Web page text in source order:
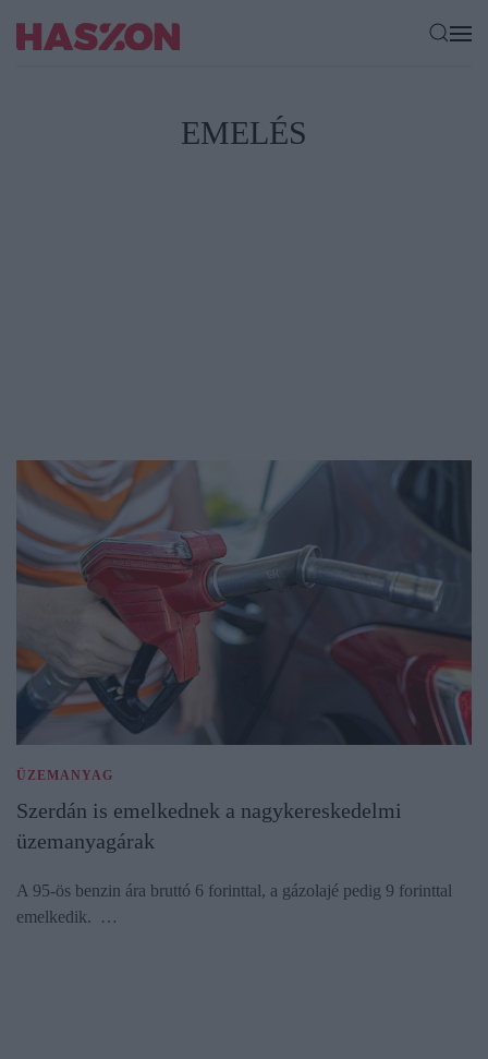
EMELÉS
ÜZEMANYAG
Szerdán is emelkednek a nagykereskedelmi
üzemanyagárak
A 95-ös benzin ára bruttó 6 forinttal, a gázolajé pedig 9 forinttal
emelkedik. …